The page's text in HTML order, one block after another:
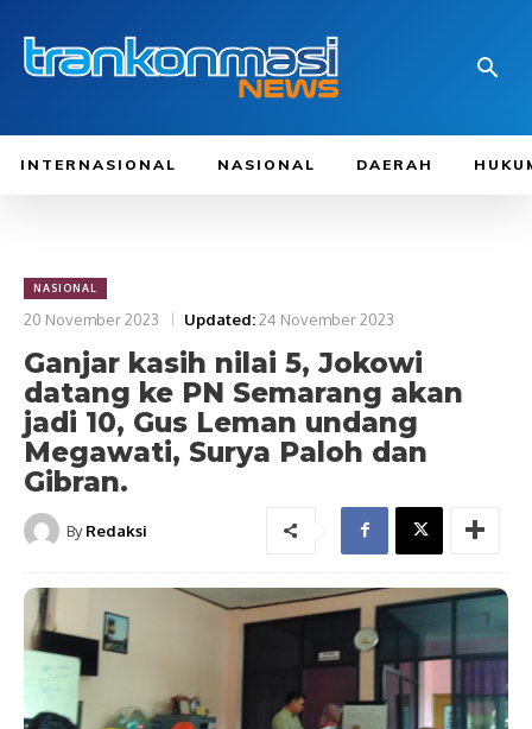
INTERNASIONAL NASIONAL DAERAH
NASIONAL
20 November 2023 Updated:24 November 2023
Ganjar kasih nilai 5, Jokowi
datang ke PN Semarang akan
jadi 10, Gus Leman undang
Megawati, Surya Paloh dan
Gibran.
By Redaksi